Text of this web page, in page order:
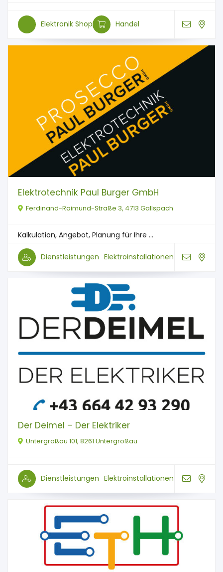
Elektronik Shop Handel
Elektrotechnik Paul Burger GmbH
Ferdinand-Raimund-Straße 3, 4713 Gallspach
Kalkulation, Angebot, Planung für Ihre ...
Dienstleistungen Elektroinstallationen
Der Deimel – Der Elektriker
Untergroßau 101, 8261 Untergroßau
Dienstleistungen Elektroinstallationen